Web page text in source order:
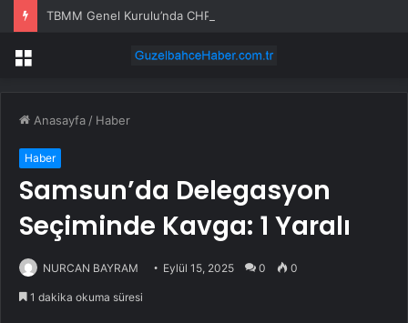
Menü
Anasayfa / Haber
Haber
Samsun’da Delegasyon
Seçiminde Kavga: 1 Yaralı
NURCAN BAYRAM Eylül 15, 2025 0 0
1 dakika okuma süresi